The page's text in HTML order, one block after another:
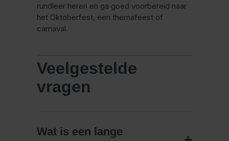
rundleer heren en ga goed voorbereid naar
het Oktoberfest, een themafeest of
carnaval.
Veelgestelde
vragen
Wat is een lange